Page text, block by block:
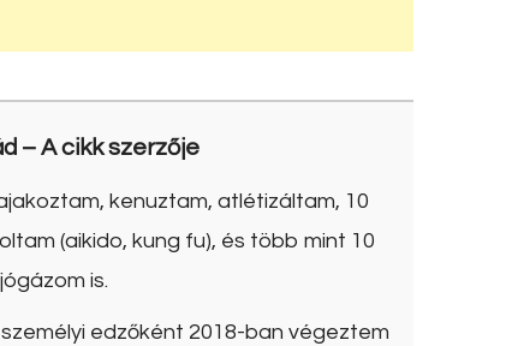
– A cikk szerzője
kenuztam, atlétizáltam, 10
(aikido, kung fu), és több mint 10
is.
edzőként 2018-ban végeztem